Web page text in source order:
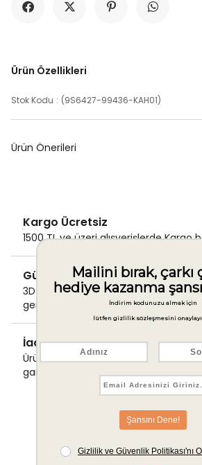
Ürün Özellikleri
Stok Kodu (9S6427-99436-KAH01)
Ürün Önerileri
Kargo Ücretsiz
1500 TL ve üzeri alışverişlerde Kargo
Güvenli Ödeme
3D Secure ile güvenli ödemenizi
gerçekleştirin.
İade & Değişim Garantisi
Ürünlerinizde sorunsuz iade ve
garantisi.